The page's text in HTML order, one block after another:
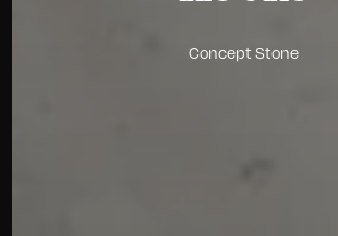
Concept Stone